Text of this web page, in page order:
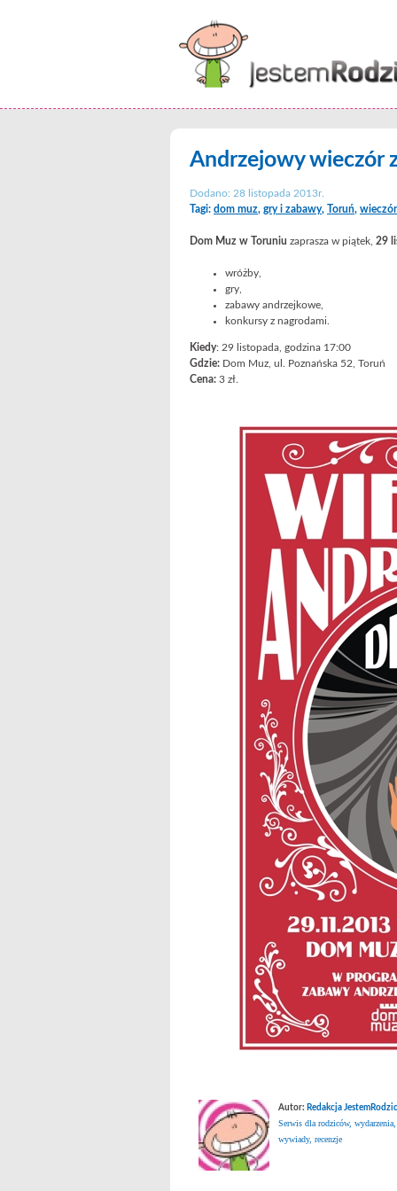
Andrzejowy wieczór
Dodano: 28 listopada 2013r.
Tagi: dom muz, gry i zabawy, Toruń,
Dom Muz w Toruniu zaprasza w piątek, 29
wróżby,
gry,
zabawy andrzejkowe,
konkursy z nagrodami.
Kiedy: 29 listopada, godzina 17:00
Gdzie: Dom Muz, ul. Poznańska 52, Toruń
Cena: 3 zł.
Autor: Redakcja
Serwis dla rodziców, wydarzenia,
wywiady, recenzje